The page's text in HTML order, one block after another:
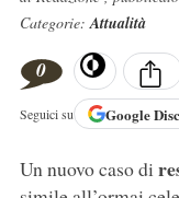
Categorie:Attualità
0
Seguici su Google
Un nuovo caso di